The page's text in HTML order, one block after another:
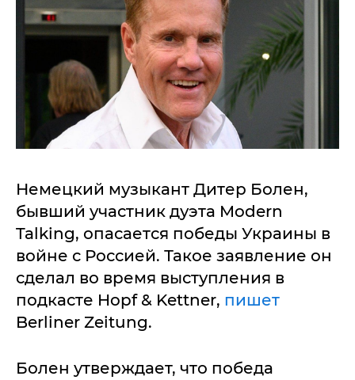
Немецкий музыкант Дитер Болен,
бывший участник дуэта Modern
Talking, опасается победы Украины в
войне с Россией. Такое заявление он
сделал во время выступления в
подкасте Hopf & Kettner, пишет
Berliner Zeitung.
Болен утверждает, что победа